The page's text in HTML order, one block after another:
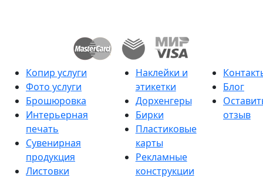
Копир услуги
Фото услуги
Брошюровка
Интерьерная
печать
Сувенирная
продукция
Листовки
Наклейки и
этикетки
Дорхенгеры
Бирки
Пластиковые
карты
Рекламные
конструкции
Блог
отзыв